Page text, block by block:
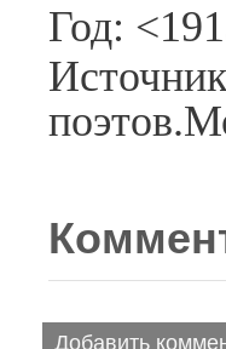
Год:
Добавить